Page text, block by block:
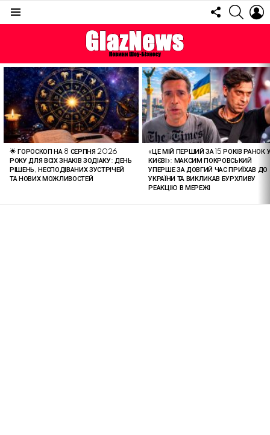
FOLLOW
US
ОСТАННІ
СТАТТІ
🌟 ГОРОСКОП НА 8 СЕРПНЯ 2026
РОКУ ДЛЯ ВСІХ ЗНАКІВ ЗОДІАКУ: ДЕНЬ
РІШЕНЬ, НЕСПОДІВАНИХ ЗУСТРІЧЕЙ
ТА НОВИХ МОЖЛИВОСТЕЙ
«ЦЕ МІЙ ПЕРШИЙ ЗА 15 РОКІВ РАНОК
КИЄВІ»: МАКСИМ ПОКРОВСЬКИЙ
УПЕРШЕ ЗА ДОВГИЙ ЧАС ПРИЇХАВ ДО
УКРАЇНИ ТА ВИКЛИКАВ БУРХЛИВУ
РЕАКЦІЮ В МЕРЕЖІ